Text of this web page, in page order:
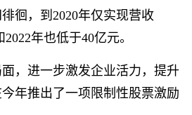
徊，到2020年仅实现营收
年也低于40亿元。
，进一步激发企业活力，提升
年推出了一项限制性股票激励